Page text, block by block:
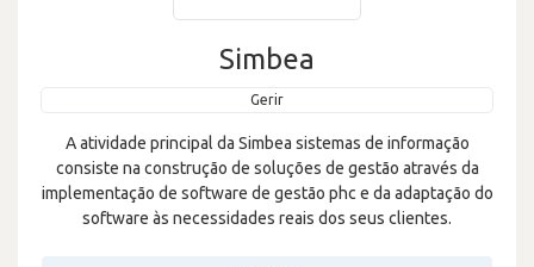
Simbea
Gerir
A atividade principal da Simbea sistemas de informação
consiste na construção de soluções de gestão através da
implementação de software de gestão phc e da adaptação do
software às necessidades reais dos seus clientes.